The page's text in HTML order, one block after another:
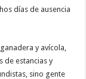
días de ausencia
y avícola,
de estancias y
sino gente